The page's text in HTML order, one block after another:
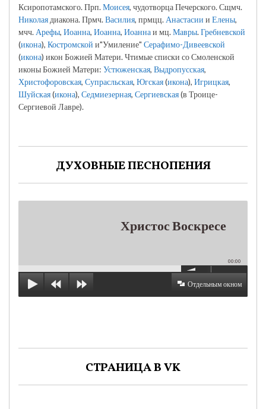
Ксиропотамского. Прп.Моисея, чудотворца Печерского. Сщмч.
Николая диакона. Прмч.Василия, прмцц. Анастасии и Елены,
мчч. Арефы, Иоанна, Иоанна, Иоаннаи мц.Мавры.Гребневской
(икона), Костромской и"Умиление" Серафимо-Дивеевской
(икона) икон Божией Матери. Чтимые списки со Смоленской
иконы Божией Матери: Устюженская, Выдропусская,
Христофоровская, Супрасльская, Югская(икона), Игрицкая,
Шуйская(икона), Седмиезерная, Сергиевская(в Троице-
Сергиевой Лавре).
ДУХОВНЫЕ ПЕСНОПЕНИЯ
Христос Воскресе
00:00
Отдельным окном
СТРАНИЦА В VK